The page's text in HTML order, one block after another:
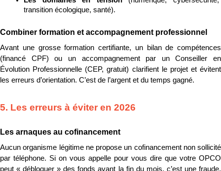
transition écologique, santé).
Combiner formation et accompagnement professionnel
Avant une grosse formation certifiante, un bilan de compétences
(financé CPF) ou un accompagnement par un Conseiller en
Évolution Professionnelle (CEP, gratuit) clarifient le projet et évitent
les erreurs d’orientation. C’est de l’argent et du temps gagné.
5. Les erreurs à éviter en 2026
Les arnaques au cofinancement
Aucun organisme légitime ne propose un cofinancement non sollicité
par téléphone. Si on vous appelle pour vous dire que votre OPCO
peut « débloquer » des fonds avant la fin du mois, c’est une fraude.